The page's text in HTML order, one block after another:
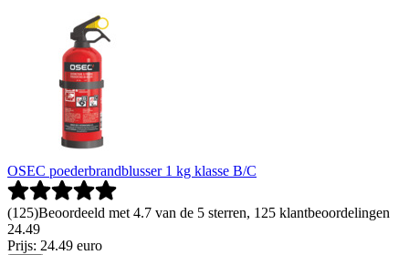
OSEC poederbrandblusser 1 kg klasse B/C
(125)Beoordeeld met 4.7 van de 5 sterren, 125 klantbeoordelingen
24.49
Prijs: 24.49 euro